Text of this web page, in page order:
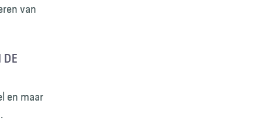
van
DE
en maar